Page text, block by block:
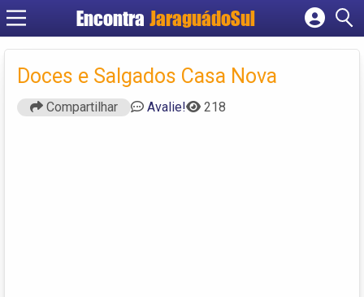
Encontra JaraguádoSul
Cadastrar empresa
Criar conta
Doces e Salgados Casa Nova
Compartilhar Avalie! 218